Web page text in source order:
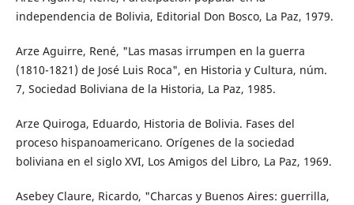
independencia de Bolivia, Editorial Don Bosco, La Paz, 1979.
Arze Aguirre, René, "Las masas irrumpen en la guerra
(1810-1821) de José Luis Roca", en Historia y Cultura, núm.
7, Sociedad Boliviana de la Historia, La Paz, 1985.
Arze Quiroga, Eduardo, Historia de Bolivia. Fases del
proceso hispanoamericano. Orígenes de la sociedad
boliviana en el siglo XVI, Los Amigos del Libro, La Paz, 1969.
Asebey Claure, Ricardo, "Charcas y Buenos Aires: guerrilla,